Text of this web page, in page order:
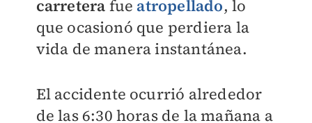
carretera fue atropellado, lo
que ocasionó que perdiera la
vida de manera instantánea.
El accidente ocurrió alrededor
de las 6:30 horas de la mañana a